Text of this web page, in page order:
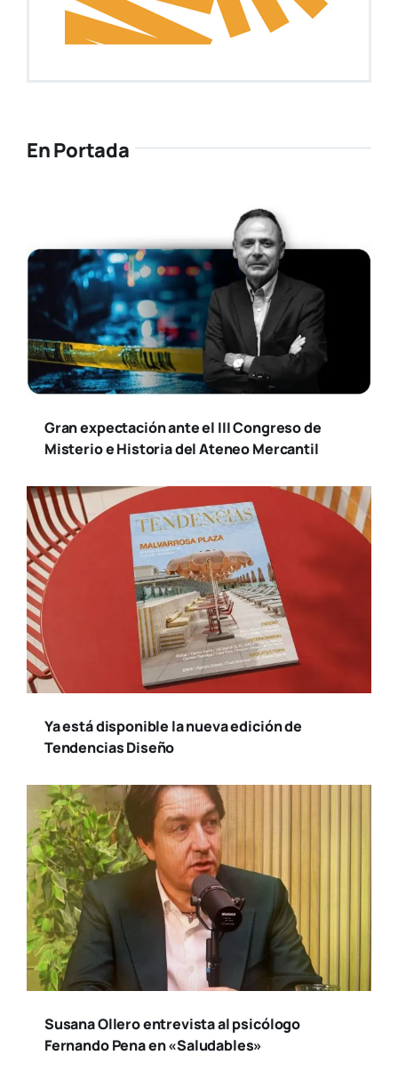
En Portada
Gran expectación ante el III Congreso de
Misterio e Historia del Ateneo Mercantil
Ya está disponible la nueva edición de
Tendencias Diseño
Susana Ollero entrevista al psicólogo
Fernando Pena en «Saludables»